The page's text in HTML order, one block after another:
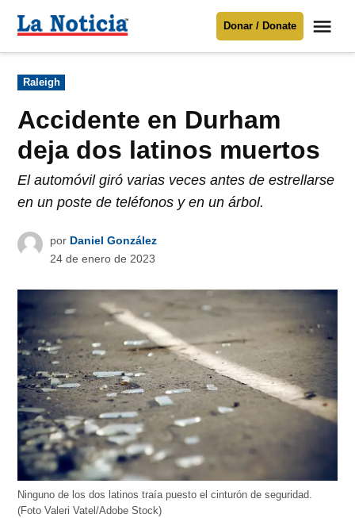
Para mantenerte informado necesitamos
Donar
contenido
Noticia
Donar / Donate
Publicado
en
Raleigh
Accidente en Durham
deja dos latinos muertos
El automóvil giró varias veces antes de estrellarse
en un poste de teléfonos y en un árbol.
por Daniel González
24 de enero de 2023
Ninguno de los dos latinos traía puesto el cinturón de seguridad.
(Foto Valeri Vatel/Adobe Stock)